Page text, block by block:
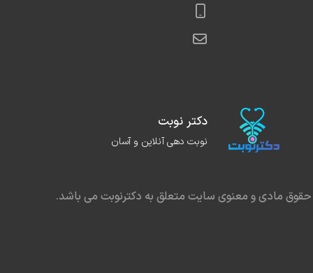
دکتر نوبت
نوبت دهی آنلاین و آسان
مادی و معنوی سایت متعلق به دکترنوبت می باشد.